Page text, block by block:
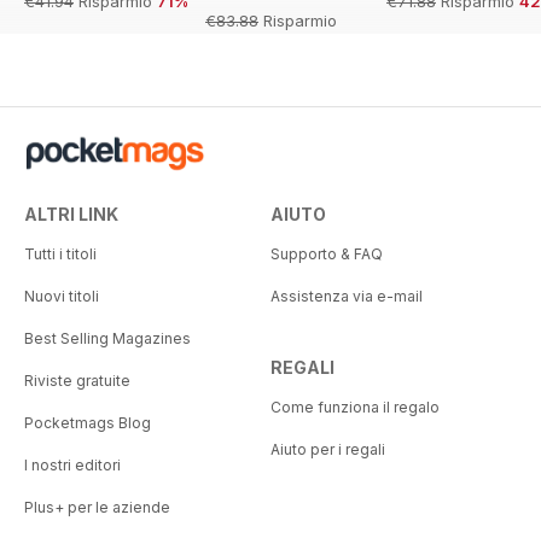
€83.88 Risparmio
ALTRI LINK
Tutti i titoli
Nuovi titoli
Best Selling Magazines
Riviste gratuite
Pocketmags Blog
I nostri editori
Plus+ per le aziende
AIUTO
Supporto & FAQ
Assistenza via e-mail
REGALI
Come funziona il regalo
Aiuto per i regali